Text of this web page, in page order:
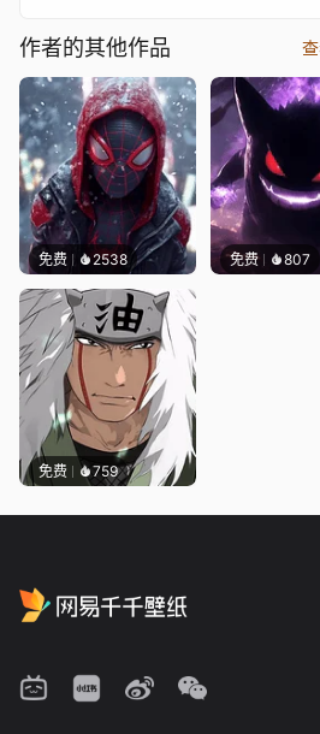
作者的其他作品
免费 2538 免费 807
免费 759